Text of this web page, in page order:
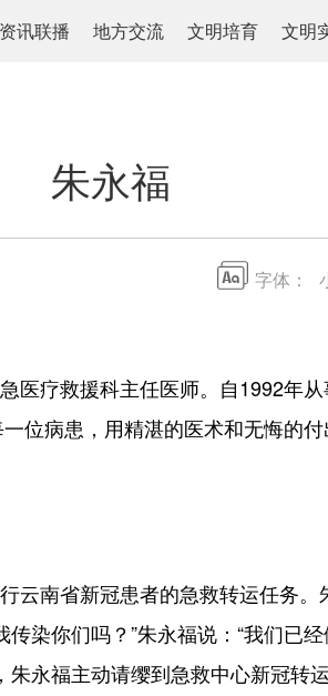
资讯联播 地方交流 文明培育 文明
朱永福
字体：
疗救援科主任医师。自1992年
位病患，用精湛的医术和无悔的
南省新冠患者的急救转运任务。
染你们吗？”朱永福说：“我们已
永福主动请缨到急救中心新冠转